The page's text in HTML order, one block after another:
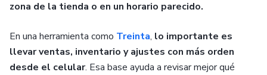
zona de la tienda o en un horario parecido.
En una herramienta como Treinta, lo importante es
llevar ventas, inventario y ajustes con más orden
desde el celular. Esa base ayuda a revisar mejor qué